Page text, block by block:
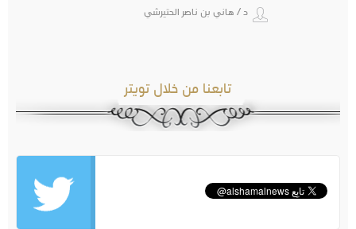
د / هاني بن ناصر الحتيرشي
تابعنا من خلال تويتر